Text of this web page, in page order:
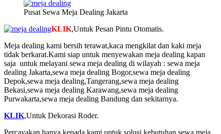
Pusat Sewa Meja Dealing Jakarta
KLIK,Untuk Pesan Pintu Otomatis.
Meja dealing kami bersih terawat,kaca mengkilat dan kaki meja
tidak berkarat.Kami siap untuk menyewakan meja dealing kapan
saja untuk melayani sewa meja dealing di wilayah : sewa meja
dealing Jakarta,sewa meja dealing Bogor,sewa meja dealing
Depok,sewa meja dealing,Tangerang,sewa meja dealing
Bekasi,sewa meja dealing Karawang,sewa meja dealing
Purwakarta,sewa meja dealing Bandung dan sekitarnya.
KLIK,Untuk Dekorasi Roder.